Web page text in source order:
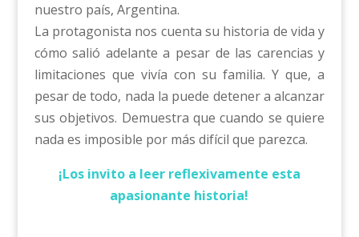
nuestro país, Argentina.
La protagonista nos cuenta su historia de vida y
cómo salió adelante a pesar de las carencias y
limitaciones que vivía con su familia. Y que, a
pesar de todo, nada la puede detener a alcanzar
sus objetivos. Demuestra que cuando se quiere
nada es imposible por más difícil que parezca.
¡Los invito a leer reflexivamente esta
apasionante historia!